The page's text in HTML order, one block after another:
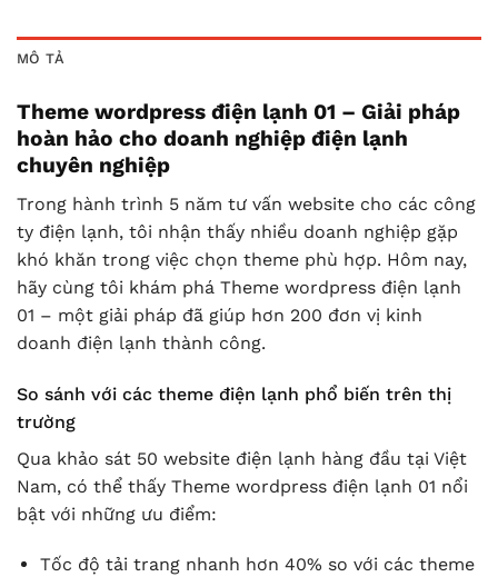
MÔ TẢ
Theme wordpress điện lạnh 01 – Giải pháp
hoàn hảo cho doanh nghiệp điện lạnh
chuyên nghiệp
Trong hành trình 5 năm tư vấn website cho các công
ty điện lạnh, tôi nhận thấy nhiều doanh nghiệp gặp
khó khăn trong việc chọn theme phù hợp. Hôm nay,
hãy cùng tôi khám phá Theme wordpress điện lạnh
01 – một giải pháp đã giúp hơn 200 đơn vị kinh
doanh điện lạnh thành công.
So sánh với các theme điện lạnh phổ biến trên thị
trường
Qua khảo sát 50 website điện lạnh hàng đầu tại Việt
Nam, có thể thấy Theme wordpress điện lạnh 01 nổi
bật với những ưu điểm:
Tốc độ tải trang nhanh hơn 40% so với các theme